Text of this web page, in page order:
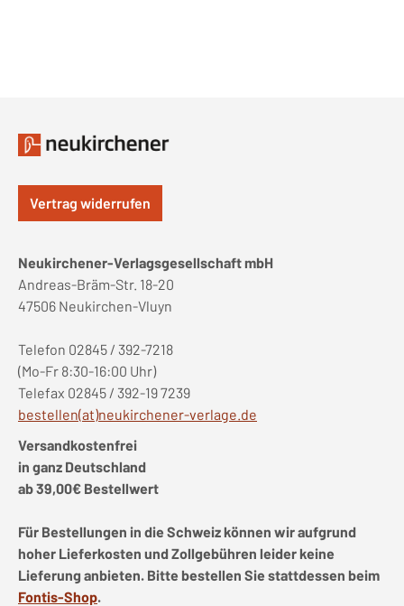
Vertrag widerrufen
Neukirchener-Verlagsgesellschaft mbH
Andreas-Bräm-Str. 18-20
47506 Neukirchen-Vluyn
Telefon 02845 / 392-7218
(Mo-Fr 8:30-16:00 Uhr)
Telefax 02845 / 392-19 7239
bestellen(at)neukirchener-verlage.de
Versandkostenfrei
in ganz Deutschland
ab 39,00€ Bestellwert
Für Bestellungen in die Schweiz können wir aufgrund
hoher Lieferkosten und Zollgebühren leider keine
Lieferung anbieten. Bitte bestellen Sie stattdessen beim
Fontis-Shop.